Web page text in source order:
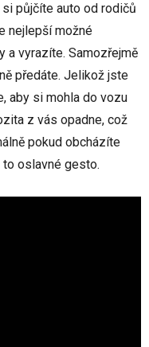
půjčíte auto od rodičů
nejlepší možné
a vyrazíte. Samozřejmě
předáte. Jelikož jste
aby si mohla do vozu
z vás opadne, což
pokud obcházíte
oslavné gesto.